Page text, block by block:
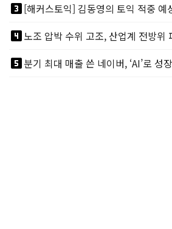
looks_3[해커스토익] 김동영의 토익 적중 예
looks_4노조 압박 수위 고조, 산업계 전방위
looks_5분기 최대 매출 쓴 네이버, ‘AI’로 성